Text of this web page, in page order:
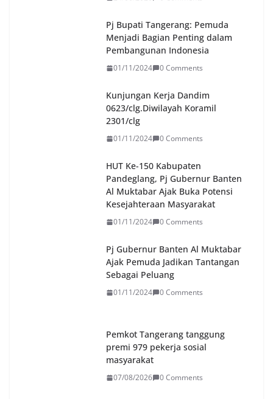
Pj Bupati Tangerang: Pemuda
Menjadi Bagian Penting dalam
Pembangunan Indonesia
01/11/2024 0 Comments
Kunjungan Kerja Dandim
0623/clg.Diwilayah Koramil
2301/clg
01/11/2024 0 Comments
HUT Ke-150 Kabupaten
Pandeglang, Pj Gubernur Banten
Al Muktabar Ajak Buka Potensi
Kesejahteraan Masyarakat
01/11/2024 0 Comments
Pj Gubernur Banten Al Muktabar
Ajak Pemuda Jadikan Tantangan
Sebagai Peluang
01/11/2024 0 Comments
Pemkot Tangerang tanggung
premi 979 pekerja sosial
masyarakat
07/08/2026 0 Comments